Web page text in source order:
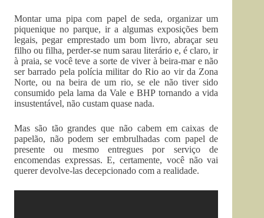
Montar uma pipa com papel de seda, organizar um
piquenique no parque, ir a algumas exposições bem
legais, pegar emprestado um bom livro, abraçar seu
filho ou filha, perder-se num sarau literário e, é claro, ir
à praia, se você teve a sorte de viver à beira-mar e não
ser barrado pela polícia militar do Rio ao vir da Zona
Norte, ou na beira de um rio, se ele não tiver sido
consumido pela lama da Vale e BHP tornando a vida
insustentável, não custam quase nada.
Mas são tão grandes que não cabem em caixas de
papelão, não podem ser embrulhadas com papel de
presente ou mesmo entregues por serviço de
encomendas expressas. E, certamente, você não vai
querer devolve-las decepcionado com a realidade.